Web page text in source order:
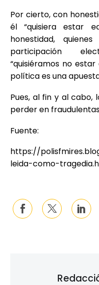
Por cierto, con
él “quisiera estar
honestidad,
participación
“quisiéramos no estar
política es una
Pues, al fin y al cabo,
perder en
Fuente:
https://
leida-como-